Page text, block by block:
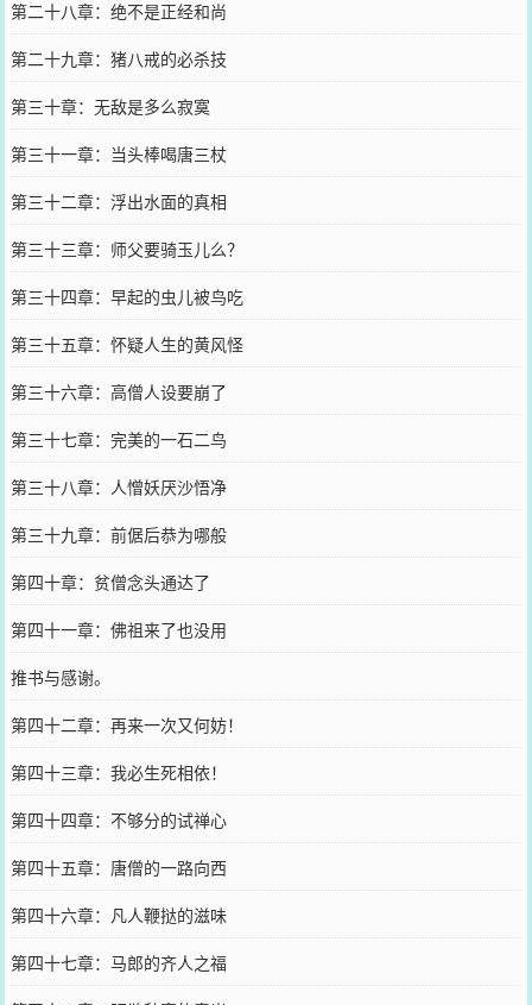
第二十八章：绝不是正经和尚
第二十九章：猪八戒的必杀技
第三十章：无敌是多么寂寞
第三十一章：当头棒喝唐三杖
第三十二章：浮出水面的真相
第三十三章：师父要骑玉儿么？
第三十四章：早起的虫儿被鸟吃
第三十五章：怀疑人生的黄风怪
第三十六章：高僧人设要崩了
第三十七章：完美的一石二鸟
第三十八章：人憎妖厌沙悟净
第三十九章：前倨后恭为哪般
第四十章：贫僧念头通达了
第四十一章：佛祖来了也没用
推书与感谢。
第四十二章：再来一次又何妨！
第四十三章：我必生死相依！
第四十四章：不够分的试禅心
第四十五章：唐僧的一路向西
第四十六章：凡人鞭挞的滋味
第四十七章：马郎的齐人之福